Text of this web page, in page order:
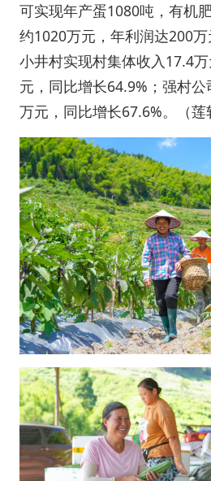
可实现年产蛋1080吨，有机
约1020万元，年利润达200万
小井村实现村集体收入17.4
元，同比增长64.9%；强村
万元，同比增长67.6%。（莲